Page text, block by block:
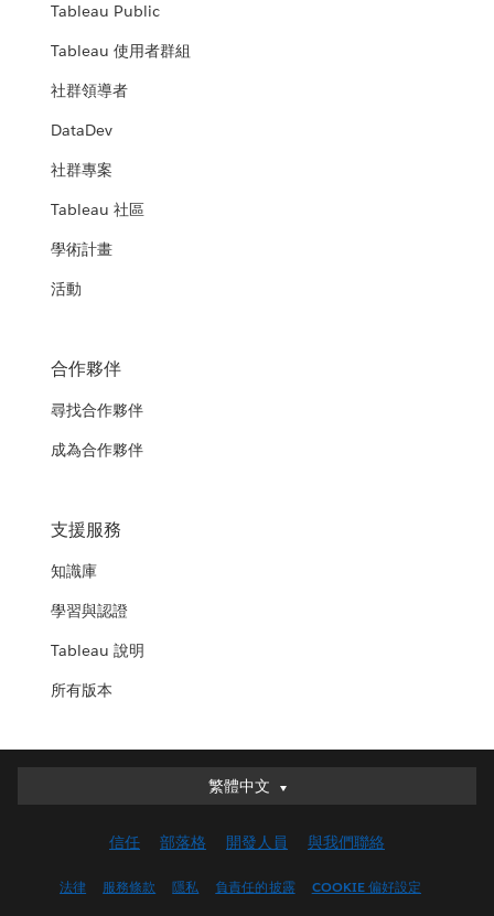
Tableau Public
Tableau 使用者群組
社群領導者
DataDev
社群專案
Tableau 社區
學術計畫
活動
合作夥伴
尋找合作夥伴
成為合作夥伴
支援服務
知識庫
學習與認證
Tableau 說明
所有版本
繁體中文
繁體中文
English (UK)
信任 部落格 開發人員 與我們聯絡
法律 服務條款 隱私 負責任的披露 COOKIE 偏好設定